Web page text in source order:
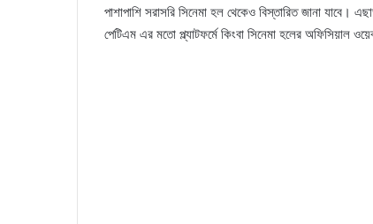
পাশাপাশি সরাসরি সিনেমা হল থেকেও বিস্তারিত জানা
পেটিএম এর মতো প্ল্যাটফর্মে কিংবা সিনেমা হলের অফিসিয়াল